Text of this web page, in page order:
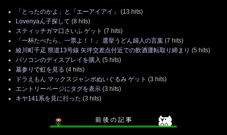
「とったのかよ」と「エーアイアイ」
(13 hits)
Lovenyaん子探して (8 hits)
スティッチガマ口さいふ ゲット (7 hits)
「一杯たべたら、一票よ！！」 選挙うどん婦人の言葉 (7 hits)
綾川町千疋 県道13号線 矢坪交差点付近での飲酒運転取り締まり (5 hits)
パソコンのディスプレイを購入 (5 hits)
墓参りで虹を見る (4 hits)
ドラえもん マックスジャンボぬいぐるみ ゲット (3 hits)
エントリーページにタグを表示 (3 hits)
キヤ141系を見に行った (3 hits)
前 後 の 記 事